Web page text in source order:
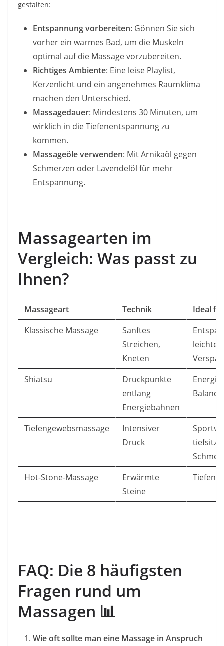
gestalten:
Entspannung vorbereiten: Gönnen Sie sich
vorher ein warmes Bad, um die Muskeln
optimal auf die Massage vorzubereiten.
Richtiges Ambiente: Eine leise Playlist,
Kerzenlicht und ein angenehmes Raumklima
machen den Unterschied.
Massagedauer: Mindestens 30 Minuten, um
wirklich in die Tiefenentspannung zu
kommen.
Massageöle verwenden: Mit Arnikaöl gegen
Schmerzen oder Lavendelöl für mehr
Entspannung.
Massagearten im
Vergleich: Was passt zu
Ihnen?
Massageart Technik
Ideal
Klassische Massage
Sanftes
Streichen,
Kneten
Shiatsu
Druckpunkte
entlang
Energiebahnen
Balance
Tiefengewebsmassage
Intensiver
Druck
Hot-Stone-Massage
Erwärmte
Steine
FAQ: Die 8 häufigsten
Fragen rund um
Massagen 📊
Wie oft sollte man eine Massage in Anspruch